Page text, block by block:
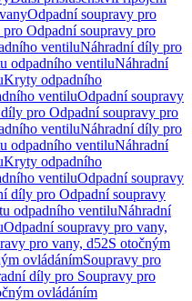
Odpadní soupravy pro
Odpadní soupravy pro
ventiluNáhradní díly pro
odpadního ventiluNáhradní
Kryty odpadního
ventiluOdpadní soupravy
pro Odpadní soupravy pro
ventiluNáhradní díly pro
odpadního ventiluNáhradní
Kryty odpadního
ventiluOdpadní soupravy
díly pro Odpadní soupravy
odpadního ventiluNáhradní
Odpadní soupravy pro vany,
pro vany, d52S otočným
ovládánímSoupravy pro
díly pro Soupravy pro
ovládáním